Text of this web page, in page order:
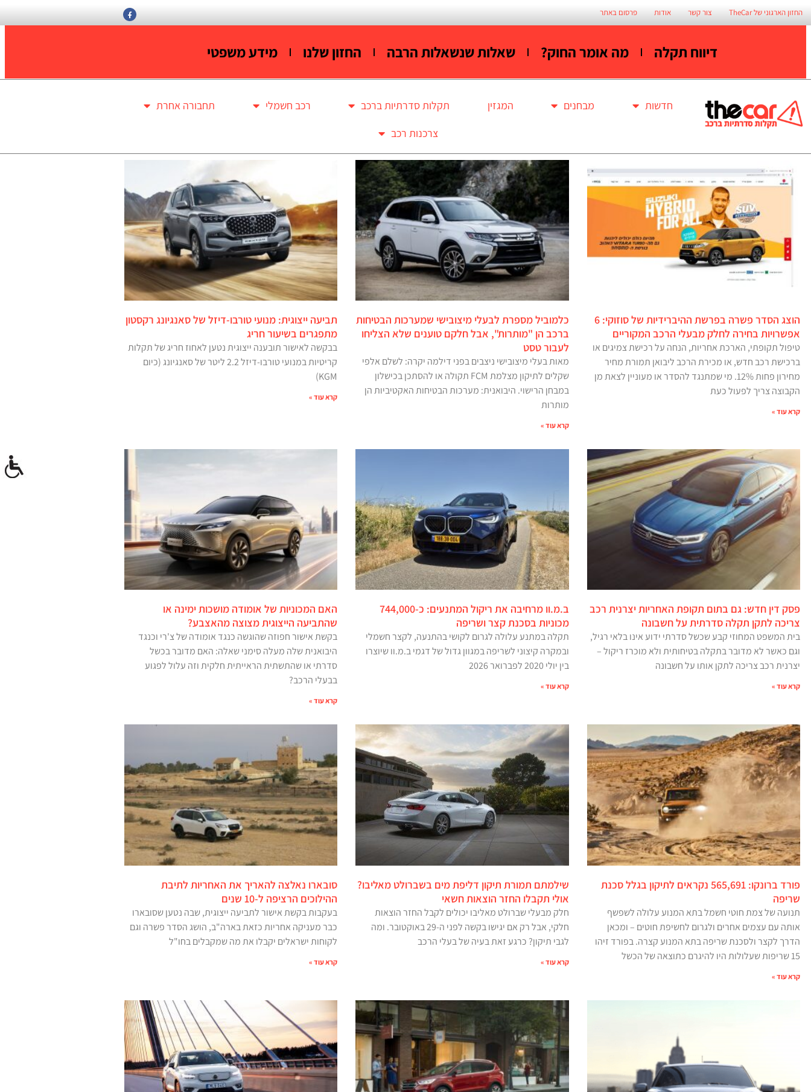
החזון הארגוני של TheCar צור קשר אודות פרסום באתר
דיווח תקלה מה אומר החוק? שאלות שנשאלות הרבה החזון שלנו מידע משפטי
חדשות מבחנים המגזין תקלות סדרתיות ברכב רכב חשמלי
תחבורה אחרת
צרכנות רכב
הוצג הסדר פשרה בפרשת ההיברידיות של סוזוקי: 6
אפשרויות בחירה לחלק מבעלי הרכב המקוריים
טיפול תקופתי, הארכת אחריות, הנחה על רכישת צמיגים או
ברכישת רכב חדש, או מכירת הרכב ליבואן תמורת מחיר
מחירון פחות 12%. מי שמתנגד להסדר או מעוניין לצאת מן
הקבוצה צריך לפעול כעת
קרא עוד »
כלמוביל מספרת לבעלי מיצובישי שמערכות הבטיחות
ברכב הן "מותרות", אבל חלקם טוענים שלא הצליחו
לעבור טסט
מאות בעלי מיצובישי ניצבים בפני דילמה יקרה: לשלם אלפי
שקלים לתיקון מצלמת FCM תקולה או להסתכן בכישלון
במבחן הרישוי. היבואנית: מערכות הבטיחות האקטיביות הן
מותרות
קרא עוד »
תביעה ייצוגית: מנועי טורבו-דיזל של סאנגיונג רקסטון
מתפגרים בשיעור חריג
בבקשה לאישור תובענה ייצוגית נטען לאחוז חריג של תקלות
קריטיות במנועי טורבו-דיזל 2.2 ליטר של סאנגיונג (כיום
KGM)
קרא עוד »
פסק דין חדש: גם בתום תקופת האחריות יצרנית רכב
צריכה לתקן תקלה סדרתית על חשבונה
בית המשפט המחוזי קבע שכשל סדרתי ידוע אינו בלאי רגיל,
וגם כאשר לא מדובר בתקלה בטיחותית ולא מוכרז ריקול –
יצרנית רכב צריכה לתקן אותו על חשבונה
קרא עוד »
ב.מ.וו מרחיבה את ריקול המתנעים: כ-744,000
מכוניות בסכנת קצר ושריפה
תקלה במתנע עלולה לגרום לקושי בהתנעה, לקצר חשמלי
ובמקרה קיצוני לשריפה במגוון גדול של דגמי ב.מ.וו שיוצרו
בין יולי 2020 לפברואר 2026
קרא עוד »
האם המכוניות של אומודה מושכות ימינה או
שהתביעה הייצוגית מצוצה מהאצבע?
בקשת אישור חפוזה שהוגשה כנגד אומודה של צ'רי וכנגד
היבואנית שלה מעלה סימני שאלה: האם מדובר בכשל
סדרתי או שהתשתית הראייתית חלקית וזה עלול לפגוע
בבעלי הרכב?
קרא עוד »
פורד ברונקו: 565,691 נקראים לתיקון בגלל סכנת
שריפה
תנועה של צמת חוטי חשמל בתא המנוע עלולה לשפשף
אותה עם עצמים אחרים ולגרום לחשיפת חוטים – ומכאן
הדרך לקצר ולסכנת שריפה בתא המנוע קצרה. בפורד זיהו
15 שריפות שעלולות היו להיגרם כתוצאה של הכשל
קרא עוד »
שילמתם תמורת תיקון דליפת מים בשברולט מאליבו?
אולי תקבלו החזר הוצאות חשאי
חלק מבעלי שברולט מאליבו יכולים לקבל החזר הוצאות
חלקי, אבל רק אם יגישו בקשה לפני ה-29 באוקטובר. ומה
לגבי תיקון? כרגע זאת בעיה של בעלי הרכב
קרא עוד »
סובארו נאלצה להאריך את האחריות לתיבת
ההילוכים הרציפה ל-10 שנים
בעקבות בקשת אישור לתביעה ייצוגית, שבה נטען שסובארו
כבר מעניקה אחריות כזאת בארה"ב, הושג הסדר פשרה וגם
לקוחות ישראלים יקבלו את מה שמקבלים בחו"ל
קרא עוד »